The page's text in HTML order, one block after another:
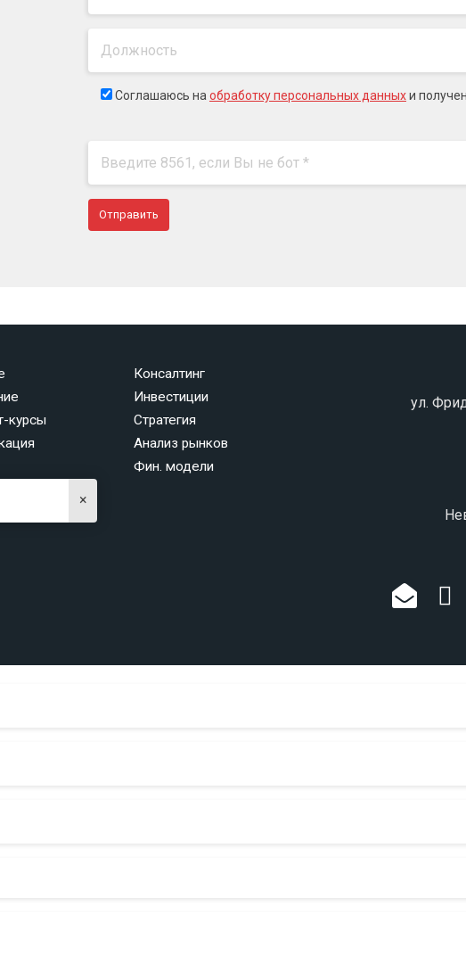
Соглашаюсь на обработку персональных данныхи
курсы
Консалтинг
Инвестиции
Стратегия
Анализ рынков
Фин. модели
×
ул.